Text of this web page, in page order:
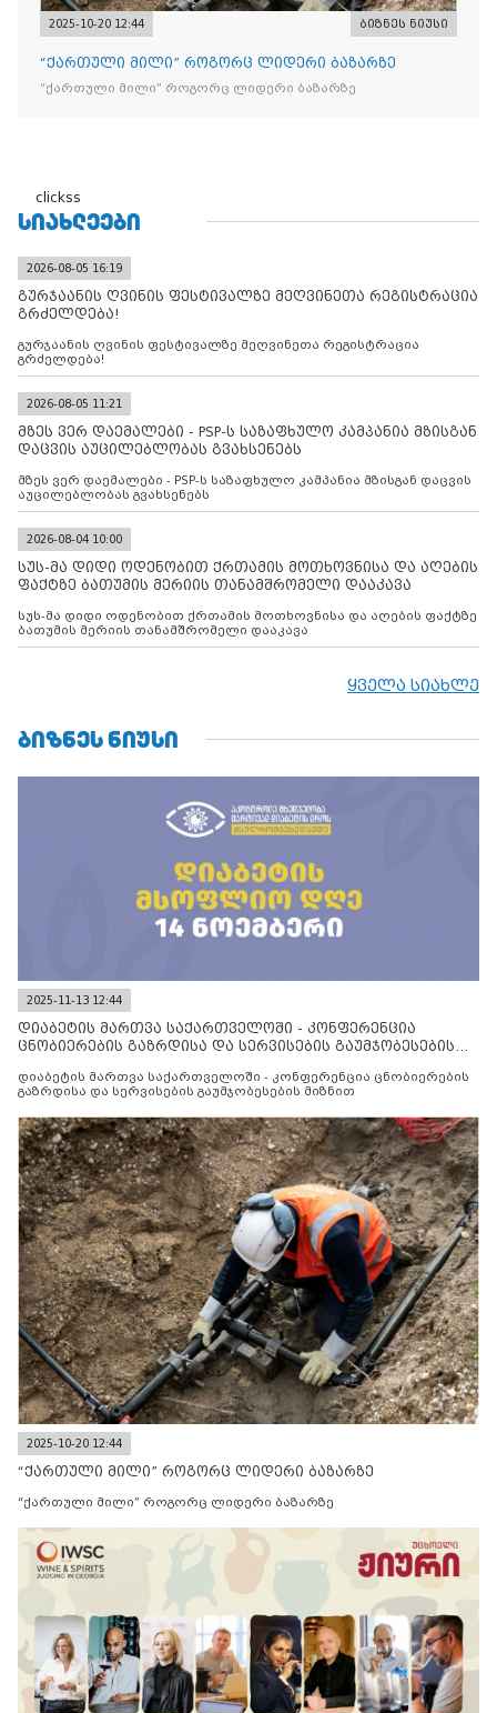
2025-10-20 12:44 ბიზნეს ნიუსი
“ქართული მილი” როგორც ლიდერი ბაზარზე
“ქართული მილი” როგორც ლიდერი ბაზარზე
clickss
ᲡᲘᲐᲮᲚᲔᲔᲑᲘ
2026-08-05 16:19
გურჯაანის ღვინის ფესტივალზე მეღვინეთა რეგისტრაცია
გრძელდება!
გურჯაანის ღვინის ფესტივალზე მეღვინეთა რეგისტრაცია
გრძელდება!
2026-08-05 11:21
მზეს ვერ დაემალები - PSP-ს საზაფხულო კამპანია მზისგან
დაცვის აუცილებლობას გვახსენებს
მზეს ვერ დაემალები - PSP-ს საზაფხულო კამპანია მზისგან დაცვის
აუცილებლობას გვახსენებს
2026-08-04 10:00
სუს-მა დიდი ოდენობით ქრთამის მოთხოვნისა და აღების
ფაქტზე ბათუმის მერიის თანამშრომელი დააკავა
სუს-მა დიდი ოდენობით ქრთამის მოთხოვნისა და აღების ფაქტზე
ბათუმის მერიის თანამშრომელი დააკავა
ყველა სიახლე
ᲑᲘᲖᲜᲔᲡ ᲜᲘᲣᲡᲘ
2025-11-13 12:44
დიაბეტის მართვა საქართველოში - კონფერენცია
ცნობიერების გაზრდისა და სერვისების გაუმჯობესების
დიაბეტის მართვა საქართველოში - კონფერენცია ცნობიერების
გაზრდისა და სერვისების გაუმჯობესების მიზნით
2025-10-20 12:44
“ქართული მილი” როგორც ლიდერი ბაზარზე
“ქართული მილი” როგორც ლიდერი ბაზარზე